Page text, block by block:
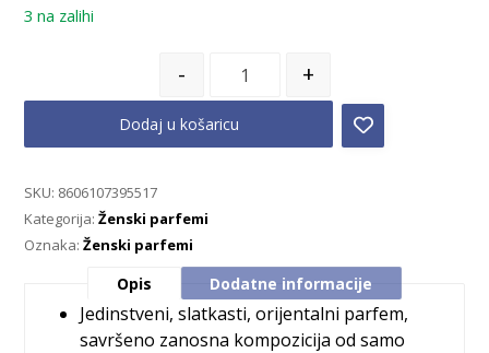
3 na zalihi
- +
Dodaj u košaricu
SKU: 8606107395517
Kategorija:Ženski parfemi
Oznaka:Ženski parfemi
Opis Dodatne informacije
Jedinstveni, slatkasti, orijentalni parfem,
savršeno zanosna kompozicija od samo